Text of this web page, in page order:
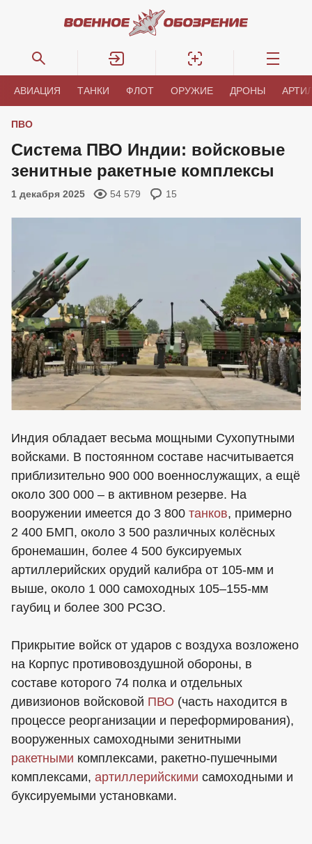
АВИАЦИЯ ТАНКИ ФЛОТ ОРУЖИЕ ДРОНЫ
ПВО
Система ПВО Индии: войсковые
зенитные ракетные комплексы
1 декабря 2025 54 579 15
Индия обладает весьма мощными Сухопутными
войсками. В постоянном составе насчитывается
приблизительно 900 000 военнослужащих, а ещё
около 300 000 – в активном резерве. На
вооружении имеется до 3 800 танков, примерно
2 400 БМП, около 3 500 различных колёсных
бронемашин, более 4 500 буксируемых
артиллерийских орудий калибра от 105-мм и
выше, около 1 000 самоходных 105–155-мм
гаубиц и более 300 РСЗО.
Прикрытие войск от ударов с воздуха возложено
на Корпус противовоздушной обороны, в
составе которого 74 полка и отдельных
дивизионов войсковой ПВО (часть находится в
процессе реорганизации и переформирования),
вооруженных самоходными зенитными
ракетными комплексами, ракетно-пушечными
комплексами, артиллерийскими самоходными и
буксируемыми установками.